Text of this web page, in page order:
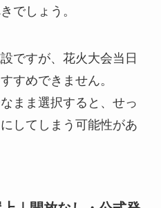
でしょう。
ですが、花火大会当日
すめできません。
まま選択すると、せっ
してしまう可能性があ